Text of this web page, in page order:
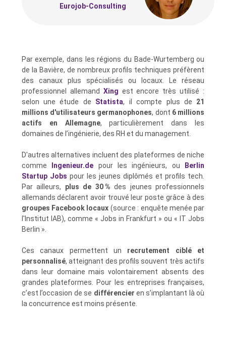
Eurojob-Consulting
Par exemple, dans les régions du Bade-Wurtemberg ou
de la Bavière, de nombreux profils techniques préfèrent
des canaux plus spécialisés ou locaux. Le réseau
professionnel allemand Xing est encore très utilisé :
selon une étude de Statista, il compte plus de 21
millions d'utilisateurs germanophones, dont 6 millions
actifs en Allemagne, particulièrement dans les
domaines de l’ingénierie, des RH et du management.
D'autres alternatives incluent des plateformes de niche
comme
Ingenieur.de pour les ingénieurs, ou
Berlin
Startup Jobs pour les jeunes diplômés et profils tech.
Par ailleurs, plus de 30 % des jeunes professionnels
allemands déclarent avoir trouvé leur poste grâce à des
groupes Facebook locaux (source : enquête menée par
l'Institut IAB), comme « Jobs in Frankfurt » ou « IT Jobs
Berlin ».
Ces canaux permettent un recrutement ciblé et
personnalisé, atteignant des profils souvent très actifs
dans leur domaine mais volontairement absents des
grandes plateformes. Pour les entreprises françaises,
c’est l’occasion de se différencier en s’implantant là où
la concurrence est moins présente.